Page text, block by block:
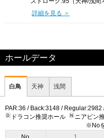
詳細を見る ＞
ホールデータ
白鳥 天神 浅間
PAR:36 / Back:3148 /
ドラコン推奨ホール
ニアピン
※No